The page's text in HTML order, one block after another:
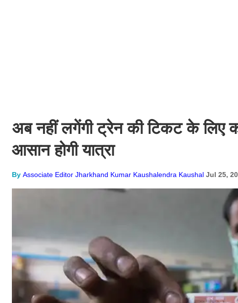
अब नहीं लगेंगी ट्रेन की टिकट के लिए
आसान होगी यात्रा
By Associate Editor Jharkhand Kumar Kaushalendra Kaushal Jul 25,